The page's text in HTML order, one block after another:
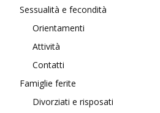
Sessualità e fecondità
Orientamenti
Attività
Contatti
Famiglie ferite
Divorziati e risposati